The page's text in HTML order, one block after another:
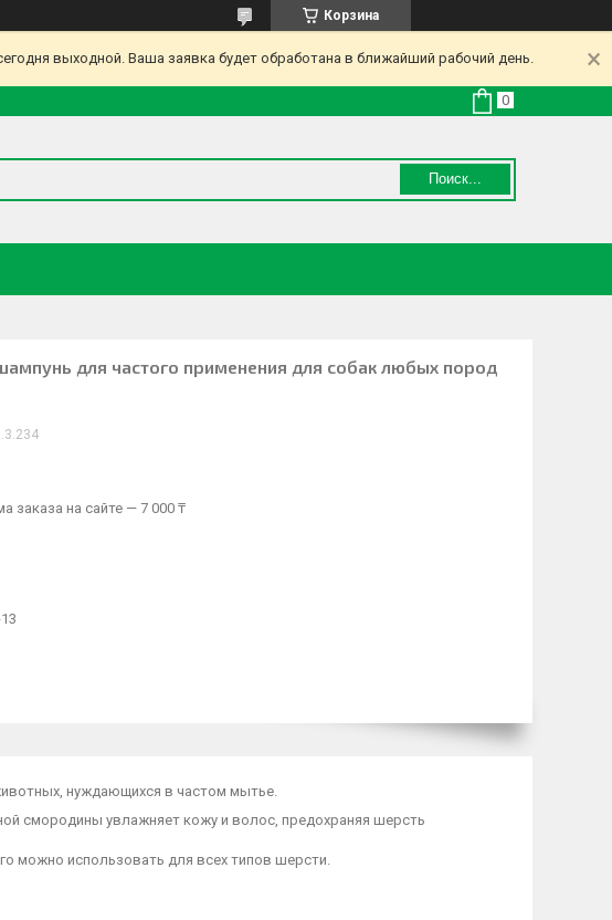
Корзина
выходной. Ваша заявка будет обработана в ближайший рабочий день.
Поиск...
для частого применения для собак любых пород
заказа на сайте — 7 000 ₸
нуждающихся в частом мытье.
смородины увлажняет кожу и волос, предохраняя шерсть
можно использовать для всех типов шерсти.